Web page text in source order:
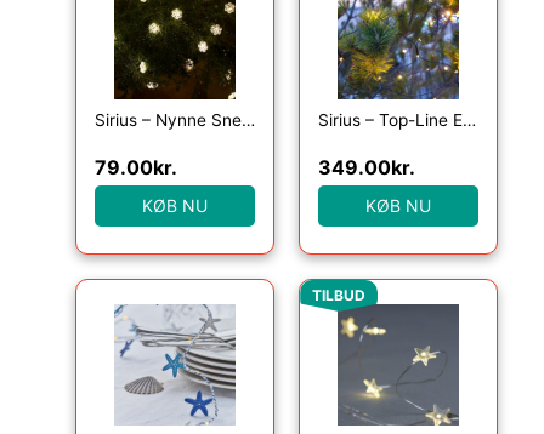
Sirius – Nynne Snefnug, 40 Lys med timer, Klar/Grøn
79.00kr.
KØB NU
Sirius – Top-Line Energy Net Startsæt 100L
349.00kr.
KØB NU
TILBUD
Den oprindelige pris
Den aktuelle